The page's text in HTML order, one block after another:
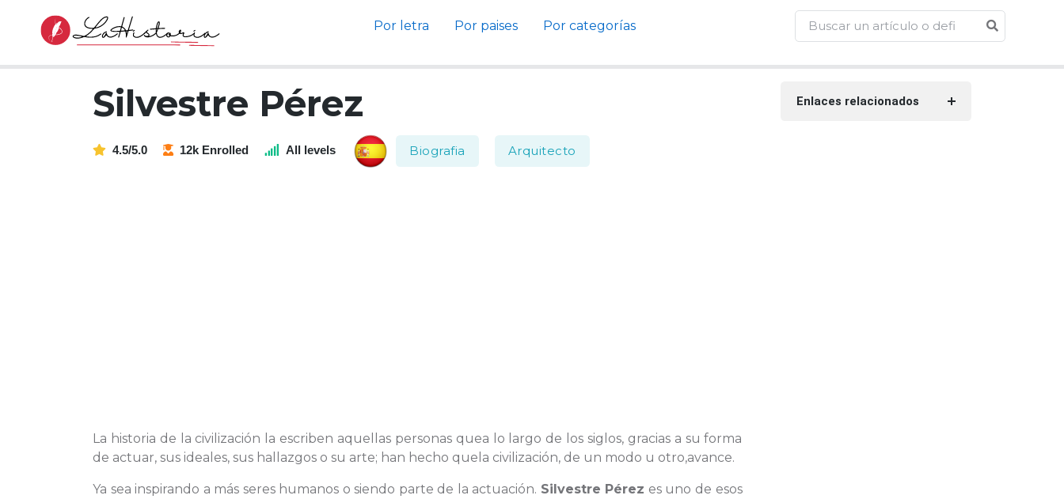
Por letra Por paises Por categorías
Silvestre Pérez
4.5/5.0 12k Enrolled All levels Biografia Arquitecto
La historia de la civilización la escriben aquellas personas quea lo largo de los siglos, gracias a su forma
de actuar, sus ideales, sus hallazgos o su arte; han hecho quela civilización, de un modo u otro,avance.
Ya sea inspirando a más seres humanos o siendo parte de la actuación. Silvestre Pérez es uno de esos
Enlaces relacionados